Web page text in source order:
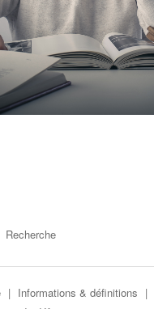
Recherche
| Informations & définitions |